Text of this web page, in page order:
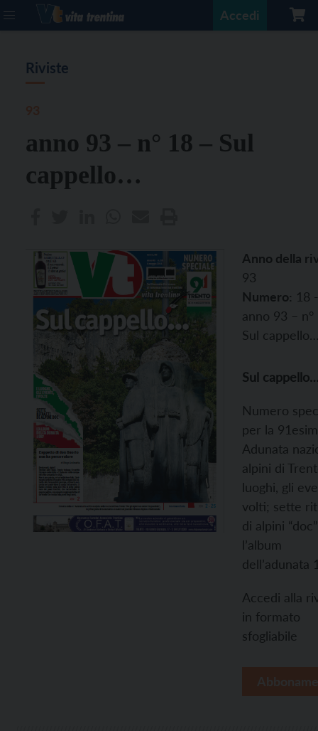
Accedi
Riviste
anno 93 – n° 18 – Sul
cappello…
Anno della
93
Numero: 18 -
anno 93 – n°
Sul
Sul
Numero
per la
Adunata
alpini di
luoghi, gli
volti; sette
di alpini
l’album
dell’adunata
Accedi alla
in formato
sfogliabile